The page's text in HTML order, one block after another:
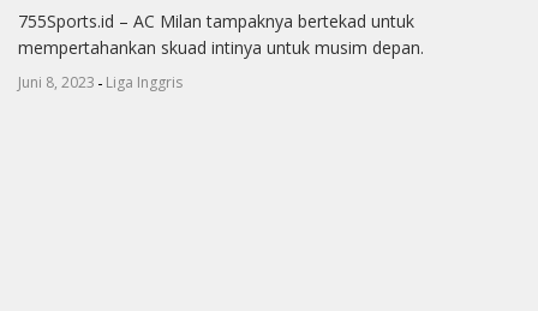
755Sports.id – AC Milan tampaknya bertekad untuk
mempertahankan skuad intinya untuk musim depan.
Juni 8, 2023 - Liga Inggris